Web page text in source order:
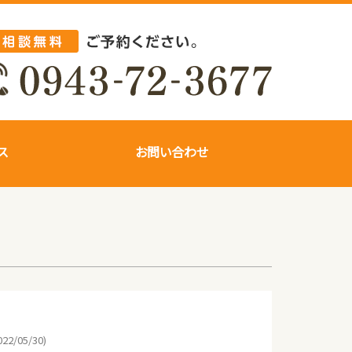
お問い合わせ
05/30)